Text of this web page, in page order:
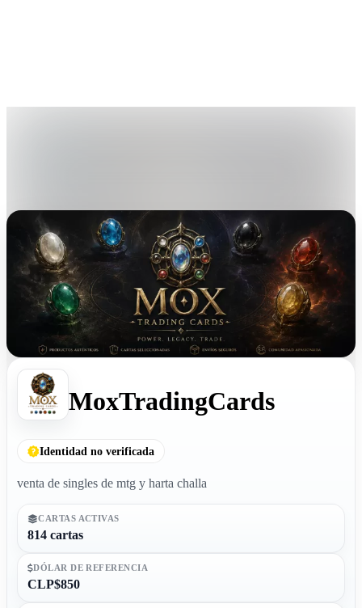
MoxTradingCards
Identidad no verificada
venta de singles de mtg y harta challa
CARTAS ACTIVAS
814 cartas
DÓLAR DE REFERENCIA
CLP$850